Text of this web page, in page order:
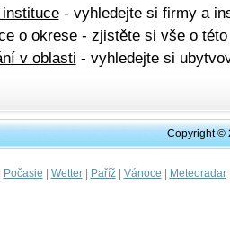
- vyhledejte si firmy a
o okrese- zjistěte si vše o této
v oblasti - vyhledejte si
Copyright ©
Počasie | Wetter| Paříž| Vánoce | Meteoradar